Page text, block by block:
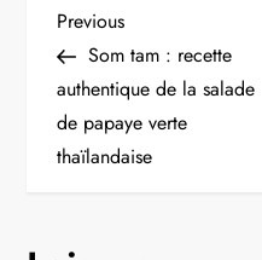
N
a
v
Previous
Post
Previous
Som tam : recette
authentique de la salade
de papaye verte
thaïlandaise